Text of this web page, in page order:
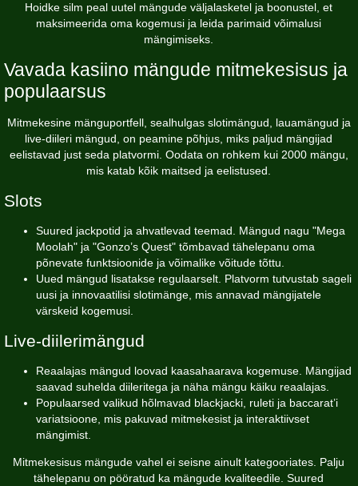
Hoidke silm peal uutel mängude väljalasketel ja boonustel, et
maksimeerida oma kogemusi ja leida parimaid võimalusi
mängimiseks.
Vavada kasiino mängude mitmekesisus ja
populaarsus
Mitmekesine mänguportfell, sealhulgas slotimängud, lauamängud ja
live-diileri mängud, on peamine põhjus, miks paljud mängijad
eelistavad just seda platvormi. Oodata on rohkem kui 2000 mängu,
mis katab kõik maitsed ja eelistused.
Slots
Suured jackpotid ja ahvatlevad teemad. Mängud nagu "Mega
Moolah" ja "Gonzo’s Quest" tõmbavad tähelepanu oma
põnevate funktsioonide ja võimalike võitude tõttu.
Uued mängud lisatakse regulaarselt. Platvorm tutvustab sageli
uusi ja innovaatilisi slotimänge, mis annavad mängijatele
värskeid kogemusi.
Live-diilerimängud
Reaalajas mängud loovad kaasahaarava kogemuse. Mängijad
saavad suhelda diileritega ja näha mängu käiku reaalajas.
Populaarsed valikud hõlmavad blackjacki, ruleti ja baccarat’i
variatsioone, mis pakuvad mitmekesist ja interaktiivset
mängimist.
Mitmekesisus mängude vahel ei seisne ainult kategooriates. Palju
tähelepanu on pööratud ka mängude kvaliteedile. Suured